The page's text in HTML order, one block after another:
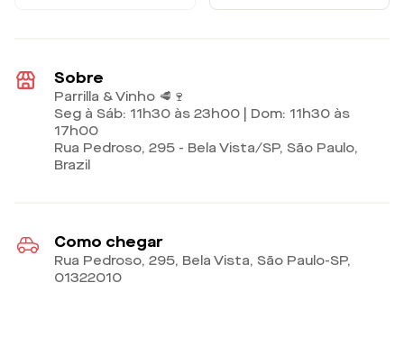
Sobre
Parrilla & Vinho 🥩🍷
Seg à Sáb: 11h30 às 23h00 | Dom: 11h30 às
17h00
Rua Pedroso, 295 - Bela Vista/SP, São Paulo,
Brazil
Como chegar
Rua Pedroso, 295, Bela Vista, São Paulo-SP,
01322010